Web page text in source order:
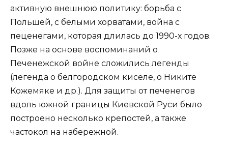
активную внешнюю политику: борьба с
Польшей, с белыми хорватами, война с
пеценегами, которая длилась до 1990-х годов.
Позже на основе воспоминаний о
Печенежской войне сложились легенды
(легенда о белгородском киселе, о Никите
Кожемяке и др.). Для защиты от печенегов
вдоль южной границы Киевской Руси было
построено несколько крепостей, а также
частокол на набережной.